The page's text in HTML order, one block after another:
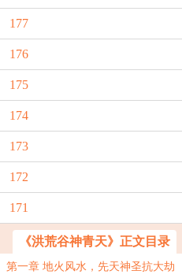
177
176
175
174
173
172
171
《洪荒谷神青天》正文目录
第一章 地火风水，先天神圣抗大劫